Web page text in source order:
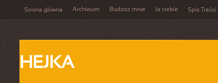
Strona główna Archiwum Budzisz mnie Ja ciebie Spis Treści
HEJKA